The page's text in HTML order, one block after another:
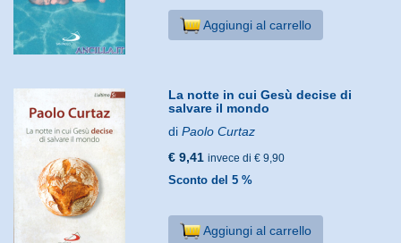
Aggiungi al carrello
La notte in cui Gesù decise di
salvare il mondo
diPaolo Curtaz
€ 9,41 invece di € 9,90
Sconto del 5 %
Aggiungi al carrello